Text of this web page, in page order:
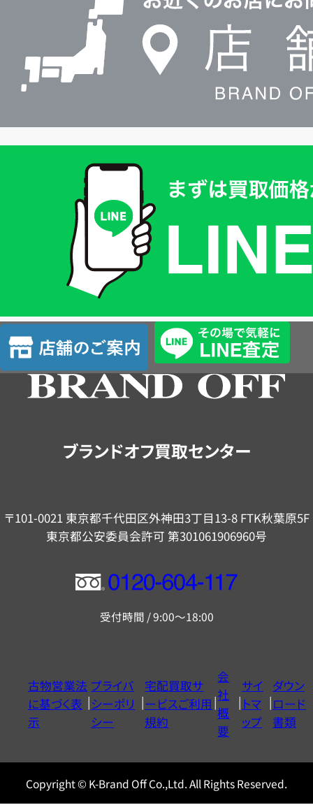
査
定
店
舗
の
ブランドオフ買取センター
〒101-0021 東京都千代田区外神田3丁目13-8 FTK秋葉原5F
東京都公安委員会許可 第301061906960号
フ
ー
ヤ
ル
0120604117
受付時間 / 9:00～18:00
古物営業法
に基づく表
示
プライバ
シーポリ
シー
宅配買取サ
ービスご利用
規約
会
社
概
要
サイ
トマ
ップ
ダウン
ロード
書類
Copyright © K-Brand Off Co.,Ltd. All Rights Reserved.